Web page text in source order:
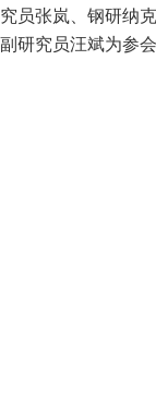
究员张岚、钢研纳
副研究员汪斌为参